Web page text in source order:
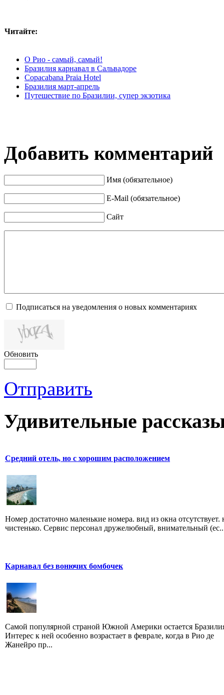
Читайте:
О Рио - самый, самый!
Бразилия карнавал в Сальвадоре
Copacabana Praia Hotel
Бразилия март-апрель
Путешествие по Бразилии, супер экзотика
Добавить комментарий
Имя (обязательное)
E-Mail (обязательное)
Сайт
Подписаться на уведомления о новых комментариях
Обновить
Отправить
Удивительные
Средний отель, но с хорошим расположением
Номер достаточно маленькие номера. вид из окна отсутствует.
чистенько. Сервис персонал дружелюбный, внимательный
Карнавал без вонючих бомбочек
Самой популярной страной Южной Америки остается
Интерес к ней особенно возрастает в феврале, когда в Рио де
Жанейро пр...